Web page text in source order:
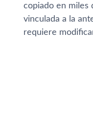
copiado en miles
vinculada a la
requiere